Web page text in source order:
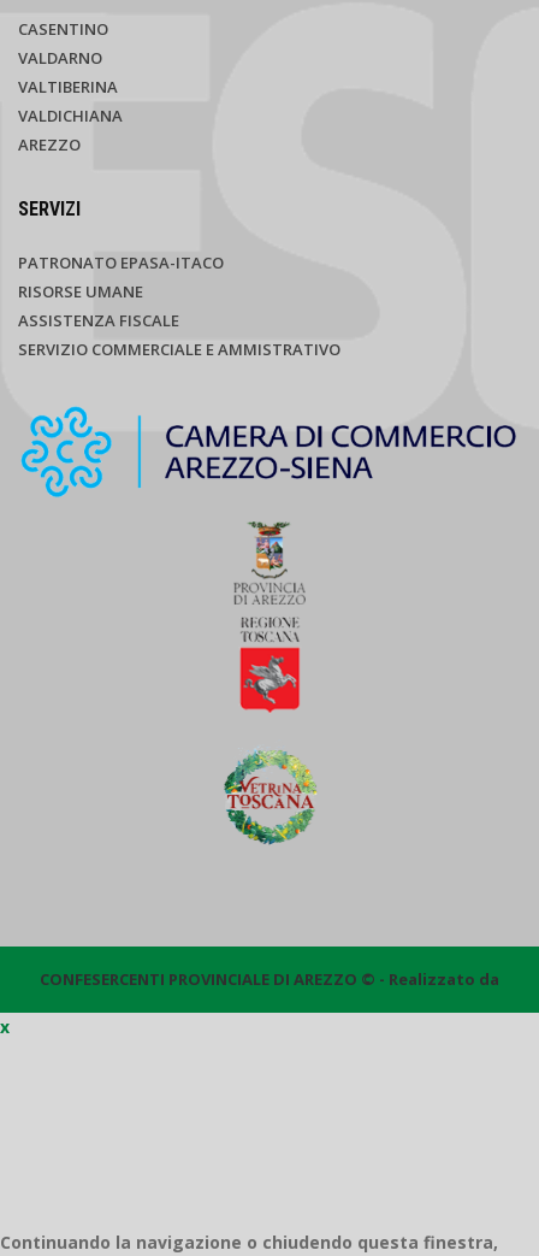
CASENTINO
VALDARNO
VALTIBERINA
VALDICHIANA
AREZZO
SERVIZI
PATRONATO EPASA-ITACO
RISORSE UMANE
ASSISTENZA FISCALE
SERVIZIO COMMERCIALE E AMMISTRATIVO
CONFESERCENTI PROVINCIALE DI AREZZO © - Realizzato da
x
Continuando la navigazione o chiudendo questa finestra,